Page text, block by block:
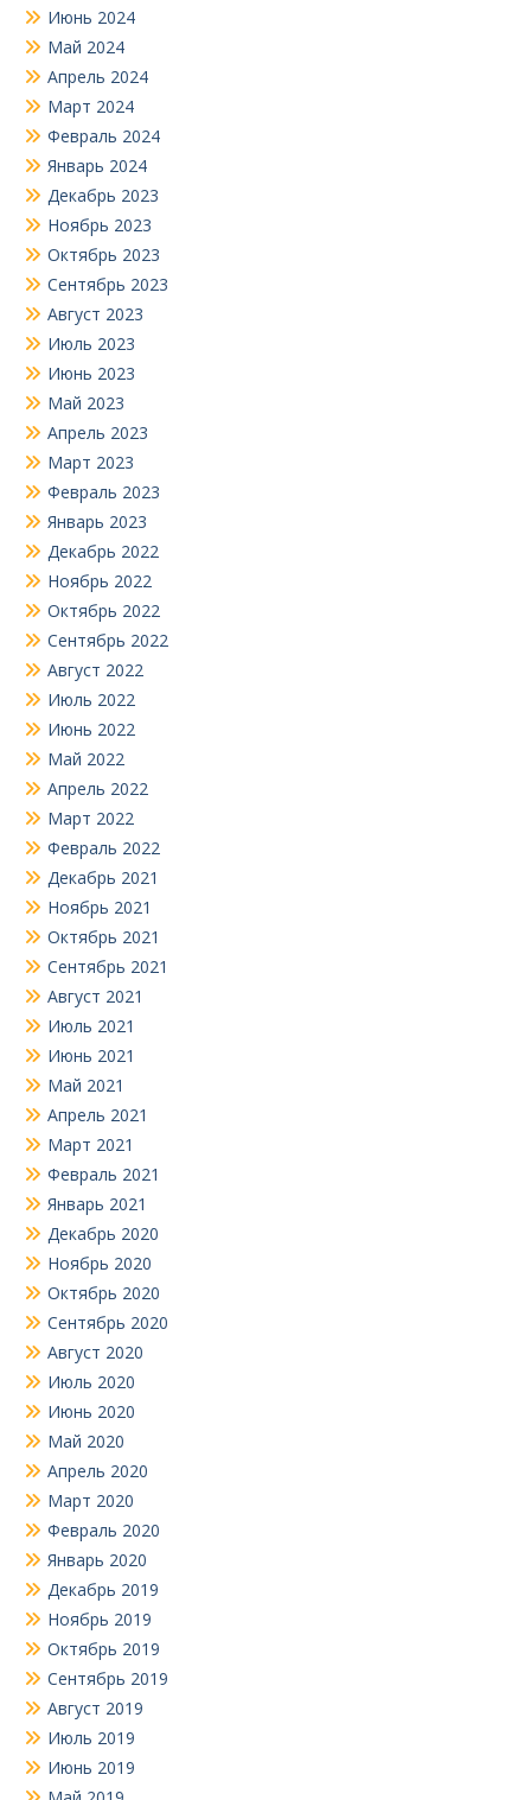
Июнь 2024
Май 2024
Апрель 2024
Март 2024
Февраль 2024
Январь 2024
Декабрь 2023
Ноябрь 2023
Октябрь 2023
Сентябрь 2023
Август 2023
Июль 2023
Июнь 2023
Май 2023
Апрель 2023
Март 2023
Февраль 2023
Январь 2023
Декабрь 2022
Ноябрь 2022
Октябрь 2022
Сентябрь 2022
Август 2022
Июль 2022
Июнь 2022
Май 2022
Апрель 2022
Март 2022
Февраль 2022
Декабрь 2021
Ноябрь 2021
Октябрь 2021
Сентябрь 2021
Август 2021
Июль 2021
Июнь 2021
Май 2021
Апрель 2021
Март 2021
Февраль 2021
Январь 2021
Декабрь 2020
Ноябрь 2020
Октябрь 2020
Сентябрь 2020
Август 2020
Июль 2020
Июнь 2020
Май 2020
Апрель 2020
Март 2020
Февраль 2020
Январь 2020
Декабрь 2019
Ноябрь 2019
Октябрь 2019
Сентябрь 2019
Август 2019
Июль 2019
Июнь 2019